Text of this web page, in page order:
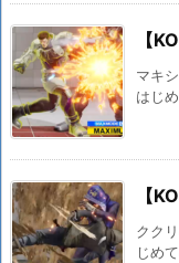
【
マキ
はじ
【
クク
じめ